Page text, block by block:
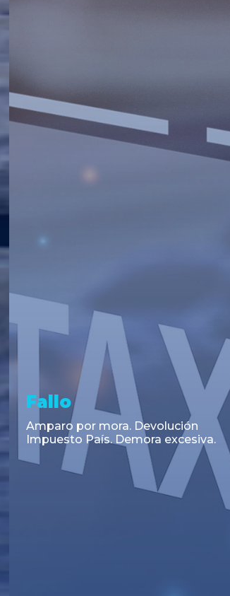
Noticia
Cambios en el Código Alimentario
Argentino: simplifican trámites
para la importación de aditivos,
coadyuvantes e ingredientes
alimentarios y unifican autoridad